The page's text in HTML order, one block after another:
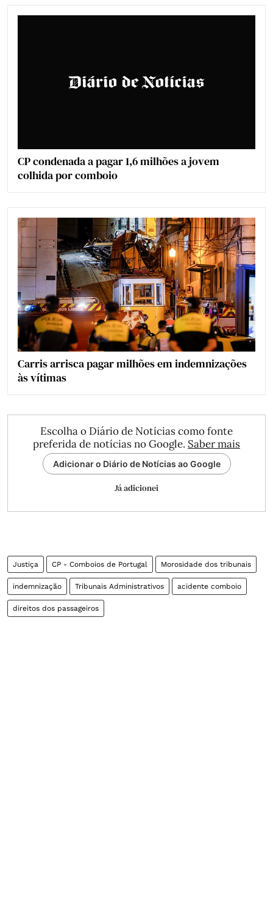
CP condenada a pagar 1,6 milhões a jovem
colhida por comboio
Carris arrisca pagar milhões em indemnizações
às vítimas
Escolha o Diário de Notícias como fonte
preferida de notícias no Google. Saber mais
Adicionar o Diário de Notícias ao Google
Já adicionei
Justiça CP - Comboios de Portugal Morosidade dos tribunais
indemnização Tribunais Administrativos acidente comboio
direitos dos passageiros